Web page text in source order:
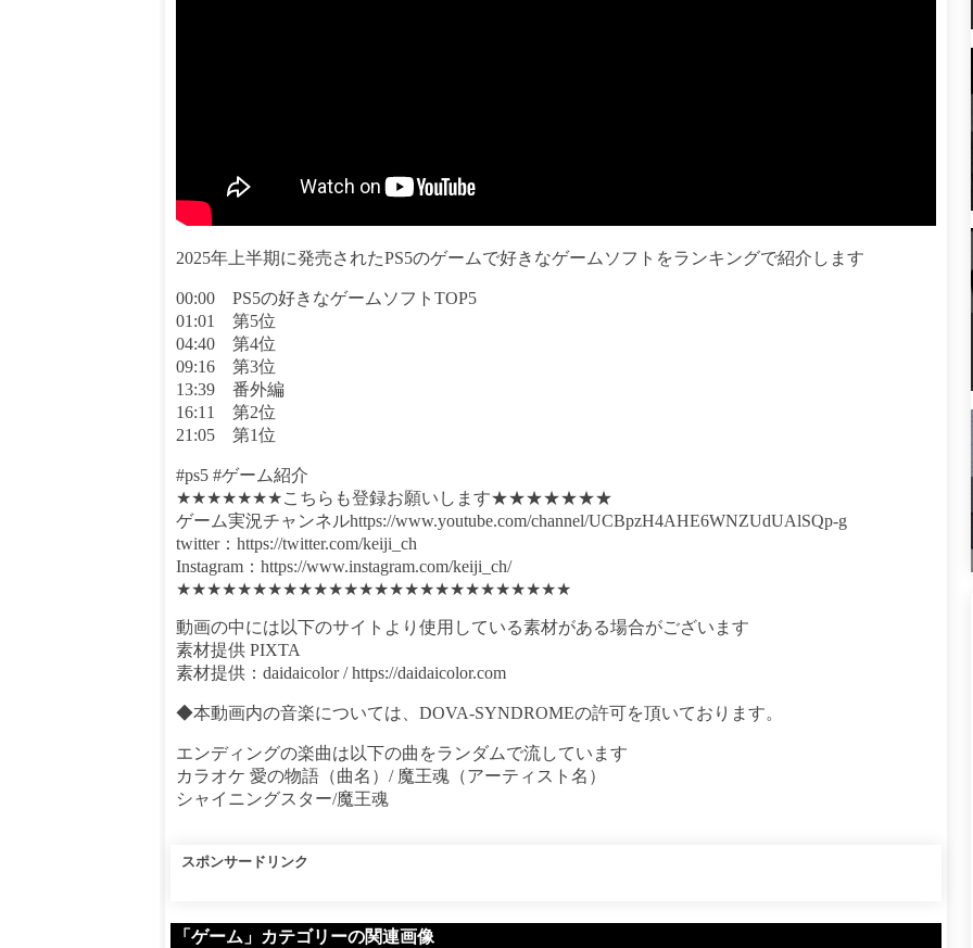
2025年上半期に発売されたPS5のゲームで好きなゲームソフトをランキングで紹介します
00:00 PS5の好きなゲームソフトTOP5
01:01 第5位
04:40 第4位
09:16 第3位
13:39 番外編
16:11 第2位
21:05 第1位
#ps5 #ゲーム紹介
★★★★★★★こちらも登録お願いします★★★★★★★
ゲーム実況チャンネルhttps://www.youtube.com/channel/UCBpzH4AHE6WNZUdUAlSQp-g
twitter：https://twitter.com/keiji_ch
Instagram：https://www.instagram.com/keiji_ch/
★★★★★★★★★★★★★★★★★★★★★★★★★★
動画の中には以下のサイトより使用している素材がある場合がございます
素材提供 PIXTA
素材提供：daidaicolor / https://daidaicolor.com
◆本動画内の音楽については、DOVA-SYNDROMEの許可を頂いております。
エンディングの楽曲は以下の曲をランダムで流しています
カラオケ 愛の物語（曲名）/ 魔王魂（アーティスト名）
シャイニングスター/魔王魂
スポンサードリンク
「ゲーム」カテゴリーの関連画像